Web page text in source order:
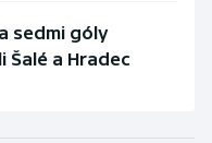
sedmi góly
a Hradec